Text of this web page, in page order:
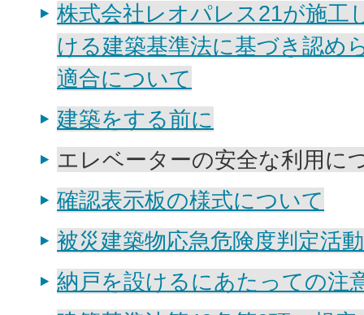
株式会社レオパレス21が施工
ける建築基準法に基づき認め
適合について
建築をする前に
エレベーターの安全な利用に
確認表示板の様式について
被災建築物応急危険度判定活
納戸を設けるにあたっての注